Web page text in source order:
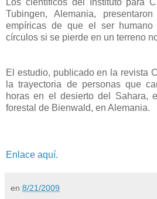
Tubingen, Alemania,
empíricas de que el ser humano
círculos si se pierde en un terreno
El estudio, publicado en la revista
la trayectoria de personas que
horas en el desierto del Sahara,
forestal de Bienwald, en Alemania.
Enlace aquí.
en 8/21/2009